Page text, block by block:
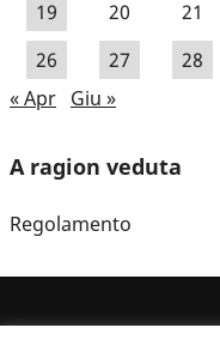
19
20 21
26
27 28
« Apr Giu »
A ragion veduta
Regolamento